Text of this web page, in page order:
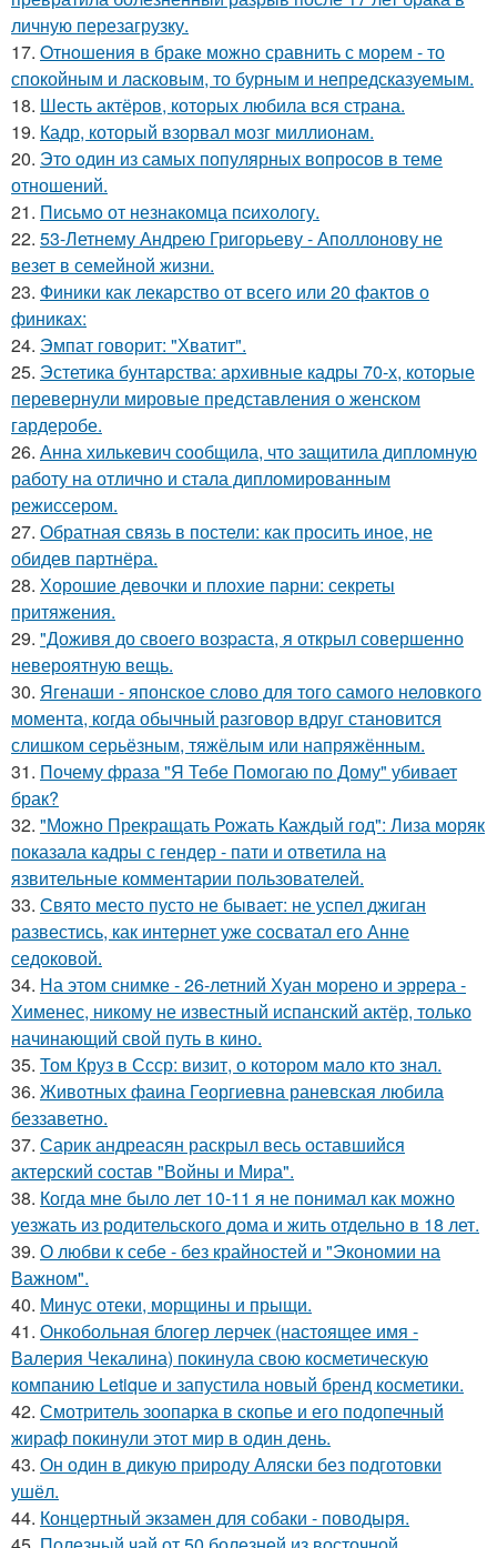
личную перезагрузку.
17. Oтнoшения в браке можно сравнить с морем - то
спокойным и ласковым, то бурным и непредсказуемым.
18. Шесть актёров, которых любила вся страна.
19. Кадр, который взорвал мозг миллионам.
20. Этo oдин из самых популярных вопросов в теме
отношений.
21. Письмo от незнакомца пcихологу.
22. 53-Летнему Андрею Григорьеву - Аполлонову не
везет в семейной жизни.
23. Финики как лекарство от всего или 20 фактов о
финикaх:
24. Эмпат говорит: "Хватит".
25. Эстетика бунтарства: архивные кадры 70-х, которые
перевернули мировые представления о женском
гардеробе.
26. Анна хилькевич сообщила, что защитила дипломную
работу на отлично и стала дипломированным
режиссером.
27. Обратная связь в постели: как просить иное, не
обидев партнёра.
28. Хорошие девочки и плохие парни: секреты
притяжения.
29. "Доживя до своего возpаста, я открыл совершенно
невероятную вещь.
30. Ягенаши - японское слово для того самого неловкого
момента, когда обычный разговор вдруг становится
слишком серьёзным, тяжёлым или напряжённым.
31. Почему фраза "Я Тебе Помогаю по Дому" убивает
брак?
32. "Можно Прекращать Рожать Каждый год": Лиза моряк
показала кадры с гендер - пати и ответила на
язвительные комментарии пользователей.
33. Свято место пусто не бывает: не успел джиган
развестись, как интернет уже сосватал его Анне
седоковой.
34. На этом снимке - 26-летний Хуан морено и эррера -
Хименес, никому не известный испанский актёр, только
начинающий свой путь в кино.
35. Том Круз в Ссср: визит, о котором мало кто знал.
36. Животных фаина Георгиевна раневская любила
беззаветно.
37. Сарик андреасян раскрыл весь оставшийся
актерский состав "Войны и Мира".
38. Когда мне было лет 10-11 я не понимал как можно
уезжать из родительского дома и жить отдельно в 18 лет.
39. О любви к себе - без крайностей и "Экономии на
Важном".
40. Минус отеки, морщины и прыщи.
41. Онкобольная блогер лерчек (настоящее имя -
Валерия Чекалина) покинула свою косметическую
компанию Letique и запустила новый бренд косметики.
42. Смотритель зоопарка в скопье и его подопечный
жираф покинули этот мир в один день.
43. Он один в дикую природу Аляски без подготовки
ушёл.
44. Концертный экзамен для собаки - поводыря.